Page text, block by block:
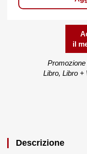
il
Libro, Libro +
Descrizione